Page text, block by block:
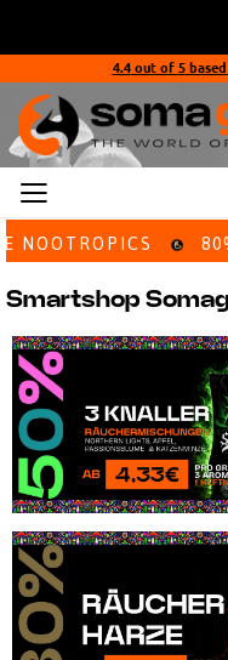
Inhalt
4.4out of 5based
Smartshop